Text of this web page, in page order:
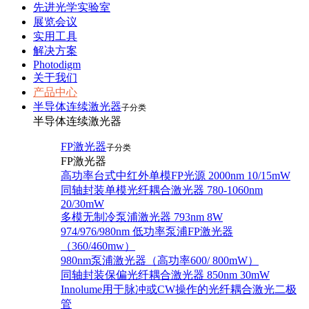
先进光学实验室
展览会议
实用工具
解决方案
Photodigm
关于我们
产品中心
半导体连续激光器子分类
半导体连续激光器
FP激光器子分类
FP激光器
高功率台式中红外单模FP光源 2000nm 10/15mW
同轴封装单模光纤耦合激光器 780-1060nm
20/30mW
多模无制冷泵浦激光器 793nm 8W
974/976/980nm 低功率泵浦FP激光器
（360/460mw）
980nm泵浦激光器（高功率600/ 800mW）
同轴封装保偏光纤耦合激光器 850nm 30mW
Innolume用于脉冲或CW操作的光纤耦合激光二极
管